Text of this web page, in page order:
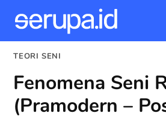
content
POSTED
TEORI SENI
Fenomena Seni
(Pramodern –